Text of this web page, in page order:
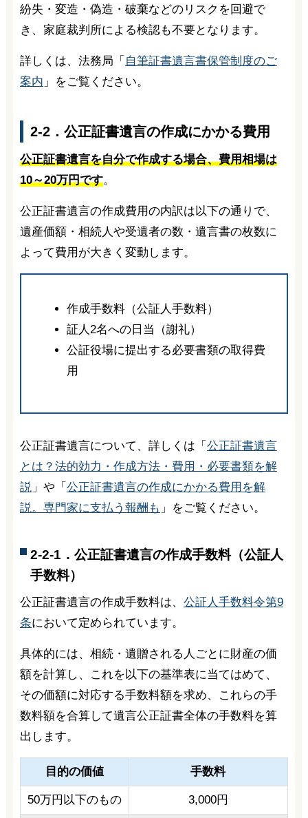
紛失・変造・偽造・破棄などのリスクを回避で
き、家庭裁判所による検認も不要となります。
詳しくは、法務局「 自筆証書遺言書保管制度のご
案内 」をご覧ください。
2-2．公正証書遺言の作成にかかる費用
公正証書遺言を自分で作成する場合、費用相場は
10～20万円です。
公正証書遺言の作成費用の内訳は以下の通りで、
遺産価額・相続人や受遺者の数・遺言書の枚数に
よって費用が大きく変動します。
作成手数料（公証人手数料）
証人2名への日当（謝礼）
公証役場に提出する必要書類の取得費
用
公正証書遺言について、詳しくは「 公正証書遺言
とは？法的効力・作成方法・費用・必要書類を解
説」や「 公正証書遺言の作成にかかる費用を解
説。専門家に支払う報酬も 」をご覧ください。
2-2-1．公正証書遺言の作成手数料（公証人
手数料）
公正証書遺言の作成手数料は、 公証人手数料令第9
条において定められています。
具体的には、相続・遺贈される人ごとに財産の価
額を計算し、これを以下の基準表に当てはめて、
その価額に対応する手数料額を求め、これらの手
数料額を合算して遺言公正証書全体の手数料を算
出します。
目的の価値 手数料
50万円以下のもの 3,000円